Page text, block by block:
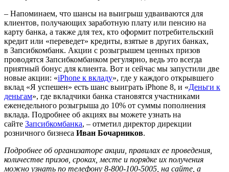
– Напоминаем, что шансы на выигрыш удваиваются для
клиентов, получающих заработную плату или пенсию на
карту банка, а также для тех, кто оформит потребительский
кредит или «переведет» кредиты, взятые в других банках,
в Запсибкомбанк. Акции с розыгрышем ценных призов
проводятся Запсибкомбанком регулярно, ведь это всегда
приятный бонус для клиента. Вот и сейчас мы запустили две
новые акции: «iPhone к вкладу», где у каждого открывшего
вклад «Я успешен» есть шанс выиграть iPhone 8, и «Деньги к
деньгам», где вкладчики банка становятся участниками
еженедельного розыгрыша до 10% от суммы пополнения
вклада. Подробнее об акциях вы можете узнать на
сайте Запсибкомбанка, – отметил директор дирекции
розничного бизнеса Иван Бочарников.
Подробнее об организаторе акции, правилах ее проведения,
количестве призов, сроках, месте и порядке их получения
можно узнать по телефону 8-800-100-5005, на сайте, а